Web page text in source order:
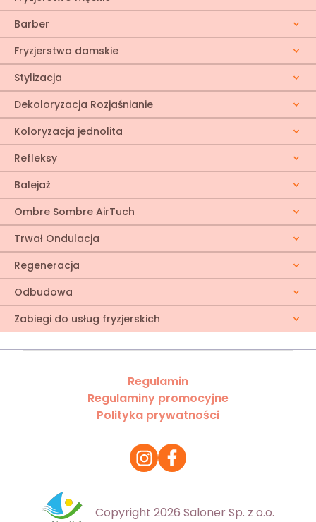
Barber
Fryzjerstwo damskie
Stylizacja
Dekoloryzacja Rozjaśnianie
Koloryzacja jednolita
Refleksy
Balejaż
Ombre Sombre AirTuch
Trwał Ondulacja
Regeneracja
Odbudowa
Zabiegi do usług fryzjerskich
Regulamin
Regulaminy promocyjne
Polityka prywatności
Copyright 2026 Saloner Sp. z o.o.